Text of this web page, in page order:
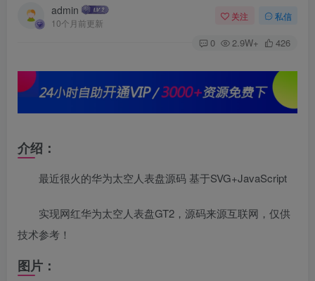
admin
10个月前更新
关注 私信
0 2.9W+ 426
介绍：
最近很火的华为太空人表盘源码 基于SVG+JavaScript
实现网红华为太空人表盘GT2，源码来源互联网，仅供
技术参考！
图片：